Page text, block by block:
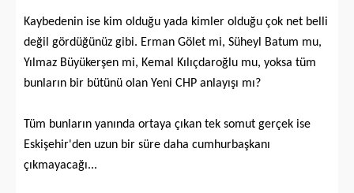
Kaybedenin ise kim olduğu yada kimler olduğu çok net belli
değil gördüğünüz gibi. Erman Gölet mi, Süheyl Batum mu,
Yılmaz Büyükerşen mi, Kemal Kılıçdaroğlu mu, yoksa tüm
bunların bir bütünü olan Yeni CHP anlayışı mı?
Tüm bunların yanında ortaya çıkan tek somut gerçek ise
Eskişehir'den uzun bir süre daha cumhurbaşkanı
çıkmayacağı...